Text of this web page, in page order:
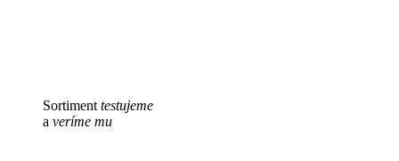
Sortiment testujeme
a veríme mu